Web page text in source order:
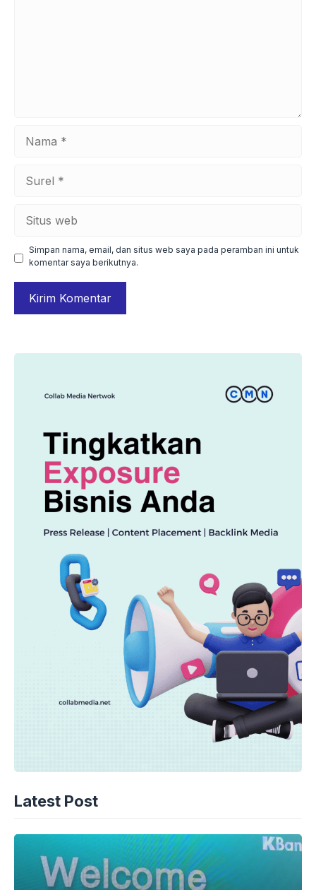
web
Simpan nama, email, dan situs web saya pada peramban ini untuk
komentar saya berikutnya.
Latest Post